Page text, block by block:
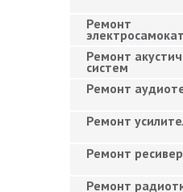
Ремонт
Ремонт
систем
Ремонт
Ремонт
Ремонт
Ремонт